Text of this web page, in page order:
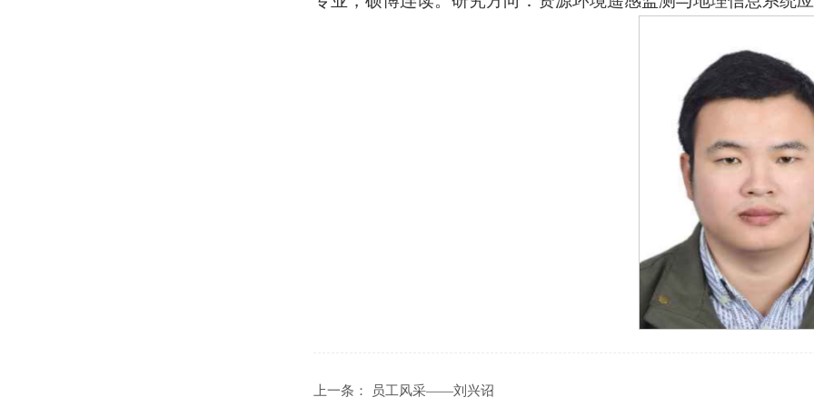
上一条： 员工风采——刘兴诏